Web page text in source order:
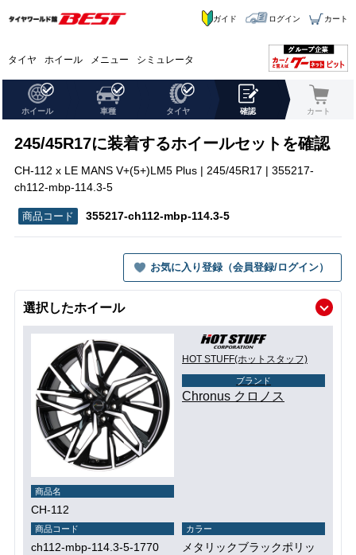
タイヤ ホイール メニュー シミュレータ
ガイド ログイン カート
ホイール 車種 タイヤ 確認 カート
245/45R17に装着するホイールセットを確認
CH-112 x LE MANS V+(5+)LM5 Plus | 245/45R17 | 355217-
ch112-mbp-114.3-5
355217-ch112-mbp-114.3-5
お気に入り登録（会員登録/ログイン）
選択したホイール
HOT STUFF(ホットスタッフ)
ブランド
Chronus クロノス
商品名
CH-112
商品コード
ch112-mbp-114.3-5-1770
カラー
メタリックブラックポリッ